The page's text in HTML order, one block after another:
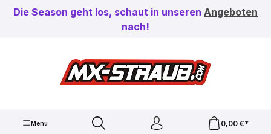
Zum Hauptinhalt springen
Die Season geht los, schaut in unseren Angeboten
nach!
Menü 0,00 €*